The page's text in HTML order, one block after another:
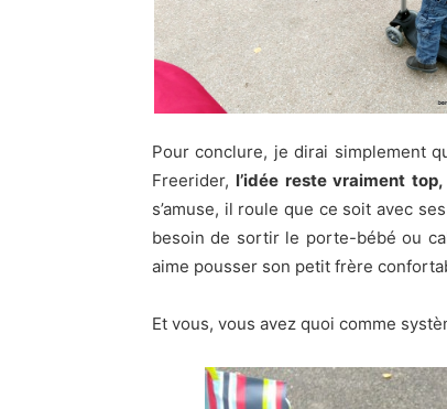
Pour conclure, je dirai simplement
Freerider, l’idée reste vraiment
s’amuse, il roule que ce soit avec
besoin de sortir le porte-bébé ou
aime pousser son petit frère
Et vous, vous avez quoi comme